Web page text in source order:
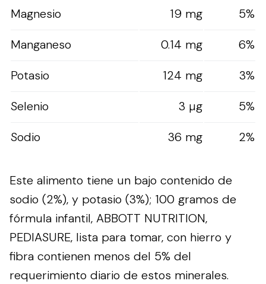
Magnesio
19 mg
5%
Manganeso
0.14 mg
6%
Potasio
124 mg
3%
Selenio
3 µg
5%
Sodio
36 mg 2%
Este alimento tiene un bajo contenido de
sodio (2%), y potasio (3%); 100 gramos de
fórmula infantil, ABBOTT NUTRITION,
PEDIASURE, lista para tomar, con hierro y
fibra contienen menos del 5% del
requerimiento diario de estos minerales.